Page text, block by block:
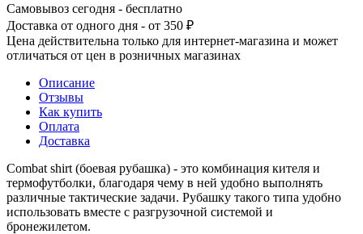
Самовывоз сегодня - бесплатно
Доставка от одного дня - от 350 ₽
Цена действительна только для интернет-магазина и может
отличаться от цен в розничных магазинах
Описание
Отзывы
Как купить
Оплата
Доставка
Combat shirt (боевая рубашка) - это комбинация кителя и
термофутболки, благодаря чему в ней удобно выполнять
различные тактические задачи. Рубашку такого типа удобно
использовать вместе с разгрузочной системой и
бронежилетом.